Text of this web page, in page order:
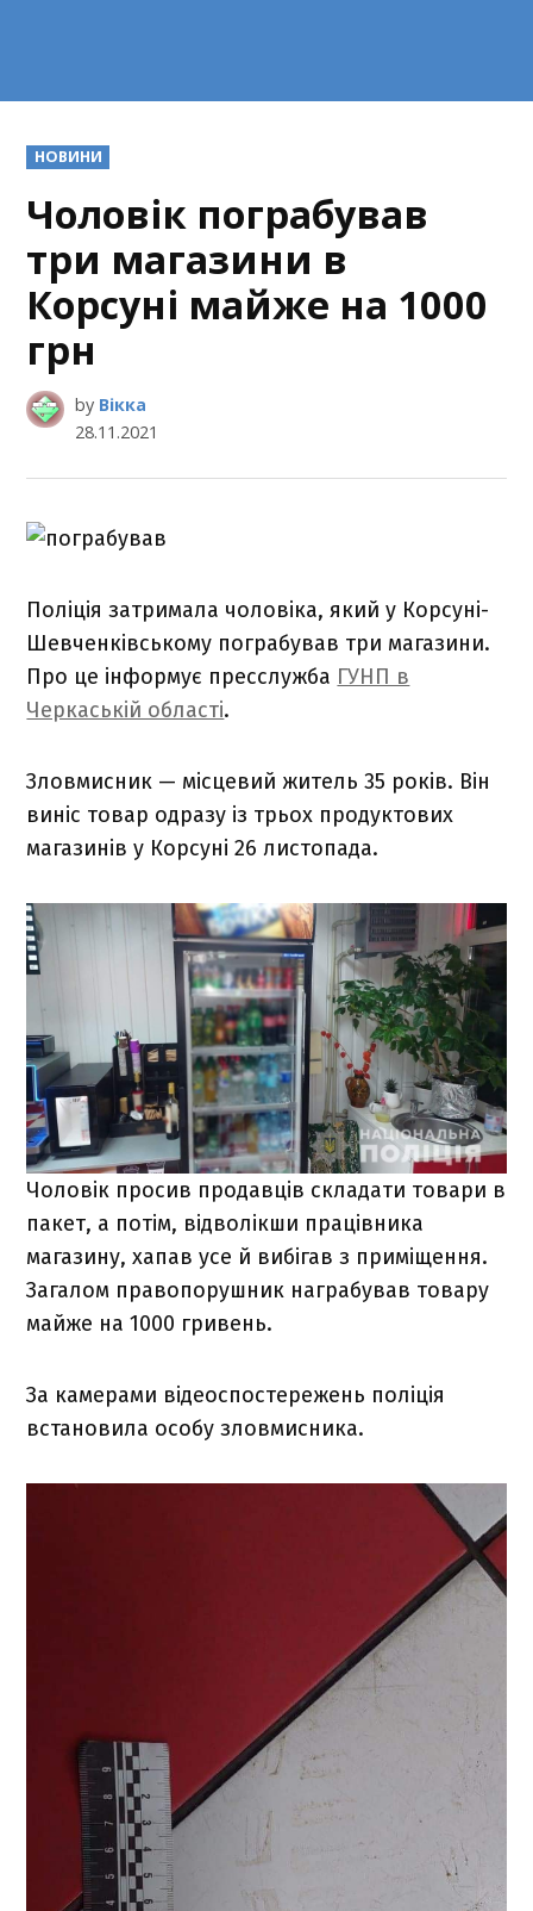
POSTED
IN
НОВИНИ
Чоловік пограбував
три магазини в
Корсуні майже на 1000
грн
by Вікка
28.11.2021
Поліція затримала чоловіка, який у Корсуні-
Шевченківському пограбував три магазини.
Про це інформує пресслужба ГУНП в
Черкаській області.
Зловмисник — місцевий житель 35 років. Він
виніс товар одразу із трьох продуктових
магазинів у Корсуні 26 листопада.
Чоловік просив продавців складати товари в
пакет, а потім, відволікши працівника
магазину, хапав усе й вибігав з приміщення.
Загалом правопорушник награбував товару
майже на 1000 гривень.
За камерами відеоспостережень поліція
встановила особу зловмисника.